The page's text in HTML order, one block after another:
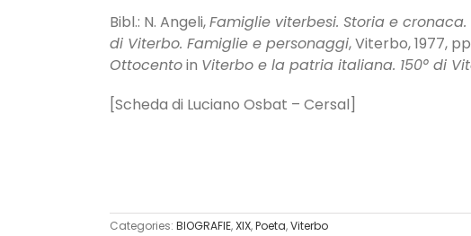
Bibl.: N. Angeli,Famiglie viterbesi. Storia e
di Viterbo. Famiglie e personaggi, Viterbo, 1977,
Ottocentoin Viterbo e la patria italiana. 150° di
[Scheda di Luciano Osbat – Cersal]
Categories: BIOGRAFIE,XIX,Poeta,Viterbo